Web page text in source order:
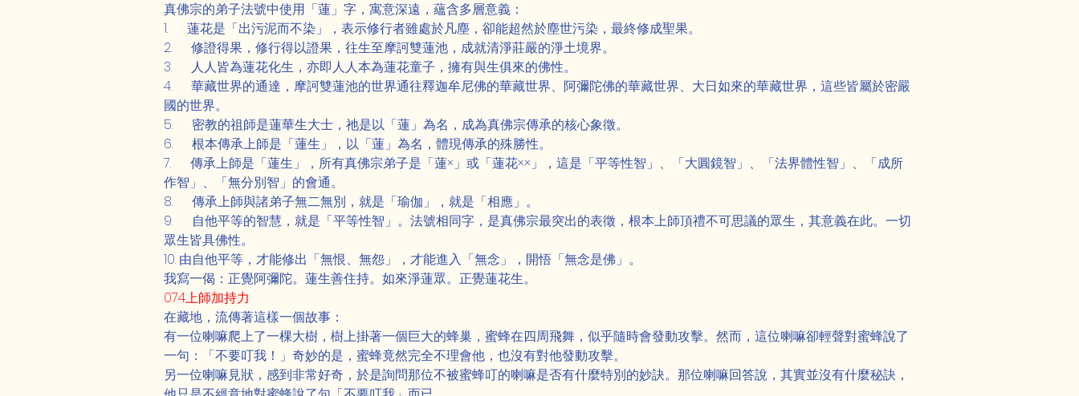
真佛宗的弟子法號中使用「蓮」字，寓意深遠，蘊含多層意義：
1.      蓮花是「出污泥而不染」，表示修行者雖處於凡塵，卻能超然於塵世污染，最終修成聖果。
2.      修證得果，修行得以證果，往生至摩訶雙蓮池，成就清淨莊嚴的淨土境界。
3.      人人皆為蓮花化生，亦即人人本為蓮花童子，擁有與生俱來的佛性。
4.      華藏世界的通達，摩訶雙蓮池的世界通往釋迦牟尼佛的華藏世界、阿彌陀佛的華藏世界、大日如來的華藏世界，這些皆屬於密嚴
國的世界。
5.      密教的祖師是蓮華生大士，祂是以「蓮」為名，成為真佛宗傳承的核心象徵。
6.      根本傳承上師是「蓮生」，以「蓮」為名，體現傳承的殊勝性。
7.      傳承上師是「蓮生」，所有真佛宗弟子是「蓮×」或「蓮花××」，這是「平等性智」、「大圓鏡智」、「法界體性智」、「成所
作智」、「無分別智」的會通。
8.      傳承上師與諸弟子無二無別，就是「瑜伽」，就是「相應」。
9.      自他平等的智慧，就是「平等性智」。法號相同字，是真佛宗最突出的表徵，根本上師頂禮不可思議的眾生，其意義在此。一切
眾生皆具佛性。
10. 由自他平等，才能修出「無恨、無怨」，才能進入「無念」，開悟「無念是佛」。
我寫一偈：正覺阿彌陀。蓮生善住持。如來淨蓮眾。正覺蓮花生。
074上師加持力
在藏地，流傳著這樣一個故事：
有一位喇嘛爬上了一棵大樹，樹上掛著一個巨大的蜂巢，蜜蜂在四周飛舞，似乎隨時會發動攻擊。然而，這位喇嘛卻輕聲對蜜蜂說了
一句：「不要叮我！」奇妙的是，蜜蜂竟然完全不理會他，也沒有對他發動攻擊。
另一位喇嘛見狀，感到非常好奇，於是詢問那位不被蜜蜂叮的喇嘛是否有什麼特別的妙訣。那位喇嘛回答說，其實並沒有什麼秘訣，